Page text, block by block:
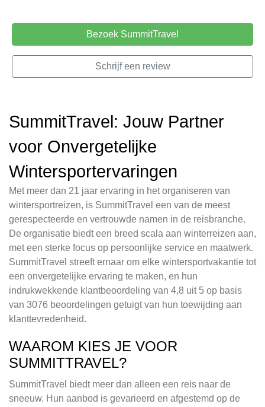
Bezoek SummitTravel
Schrijf een review
SummitTravel: Jouw Partner
voor Onvergetelijke
Wintersportervaringen
Met meer dan 21 jaar ervaring in het organiseren van
wintersportreizen, is SummitTravel een van de meest
gerespecteerde en vertrouwde namen in de reisbranche.
De organisatie biedt een breed scala aan winterreizen aan,
met een sterke focus op persoonlijke service en maatwerk.
SummitTravel streeft ernaar om elke wintersportvakantie tot
een onvergetelijke ervaring te maken, en hun
indrukwekkende klantbeoordeling van 4,8 uit 5 op basis
van 3076 beoordelingen getuigt van hun toewijding aan
klanttevredenheid.
WAAROM KIES JE VOOR
SUMMITTRAVEL?
SummitTravel biedt meer dan alleen een reis naar de
sneeuw. Hun aanbod is gevarieerd en afgestemd op de